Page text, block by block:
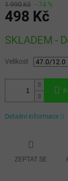
1 990 Kč –74 %
498 Kč
cena:
SKLADEM -
Velikost
Detailní informace
ZEPTAT SE